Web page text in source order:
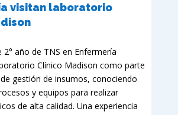
visitan laboratorio
2° año de TNS en Enfermería
Clínico Madison como parte
gestión de insumos, conociendo
y equipos para realizar
de alta calidad. Una experiencia